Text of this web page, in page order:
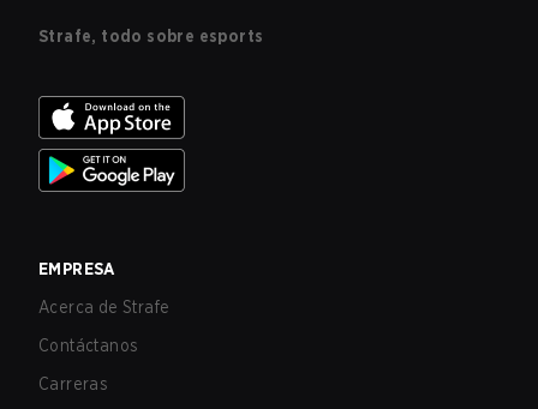
Strafe, todo sobre esports
EMPRESA
Acerca de Strafe
Contáctanos
Carreras